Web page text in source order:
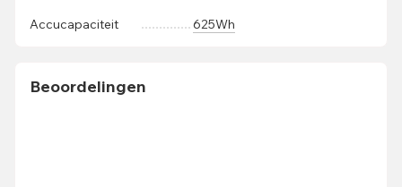
Accucapaciteit 625Wh
Beoordelingen